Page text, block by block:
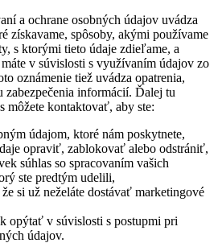
a ochrane osobných údajov uvádza
získavame, spôsoby, akými používame
s ktorými tieto údaje zdieľame, a
v súvislosti s využívaním údajov zo
oznámenie tiež uvádza opatrenia,
zabezpečenia informácií. Ďalej tu
môžete kontaktovať, aby ste:
údajom, ktoré nám poskytnete,
opraviť, zablokovať alebo odstrániť,
súhlas so spracovaním vašich
ste predtým udelili,
si už neželáte dostávať marketingové
opýtať v súvislosti s postupmi pri
údajov.